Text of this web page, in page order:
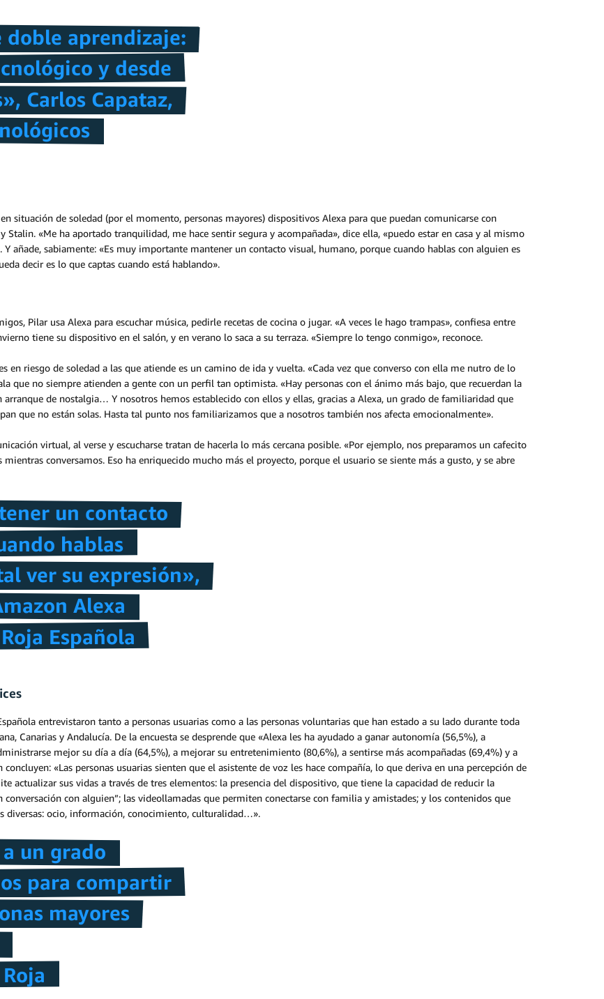
doble aprendizaje:
y desde
Carlos Capataz,
situación de soledad (por el momento, personas mayores) dispositivos Alexa para que puedan comunicarse con
Stalin. «Me ha aportado tranquilidad, me hace sentir segura y acompañada», dice ella, «puedo estar en casa y al mismo
añade, sabiamente: «Es muy importante mantener un contacto visual, humano, porque cuando hablas con alguien es
decir es lo que captas cuando está hablando».
Pilar usa Alexa para escuchar música, pedirle recetas de cocina o jugar. «A veces le hago trampas», confiesa entre
tiene su dispositivo en el salón, y en verano lo saca a su terraza. «Siempre lo tengo conmigo», reconoce.
en riesgo de soledad a las que atiende es un camino de ida y vuelta. «Cada vez que converso con ella me nutro de lo
que no siempre atienden a gente con un perfil tan optimista. «Hay personas con el ánimo más bajo, que recuerdan la
de nostalgia… Y nosotros hemos establecido con ellos y ellas, gracias a Alexa, un grado de familiaridad que
que no están solas. Hasta tal punto nos familiarizamos que a nosotros también nos afecta emocionalmente».
virtual, al verse y escucharse tratan de hacerla lo más cercana posible. «Por ejemplo, nos preparamos un cafecito
conversamos. Eso ha enriquecido mucho más el proyecto, porque el usuario se siente más a gusto, y se abre
un contacto
hablas
ver su expresión»,
Alexa
Española
entrevistaron tanto a personas usuarias como a las personas voluntarias que han estado a su lado durante toda
Canarias y Andalucía. De la encuesta se desprende que «Alexa les ha ayudado a ganar autonomía (56,5%), a
mejor su día a día (64,5%), a mejorar su entretenimiento (80,6%), a sentirse más acompañadas (69,4%) y a
«Las personas usuarias sienten que el asistente de voz les hace compañía, lo que deriva en una percepción de
actualizar sus vidas a través de tres elementos: la presencia del dispositivo, que tiene la capacidad de reducir la
conversación con alguien”; las videollamadas que permiten conectarse con familia y amistades; y los contenidos que
diversas: ocio, información, conocimiento, culturalidad…».
un grado
para compartir
mayores